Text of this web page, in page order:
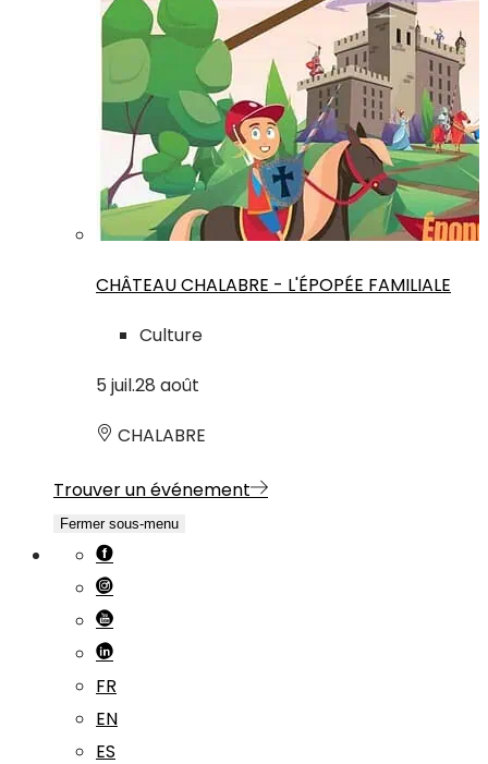
CHÂTEAU CHALABRE - L'ÉPOPÉE FAMILIALE
Culture
5 juil.28 août
CHALABRE
Trouver un événement
Fermer sous-menu
FR
EN
ES